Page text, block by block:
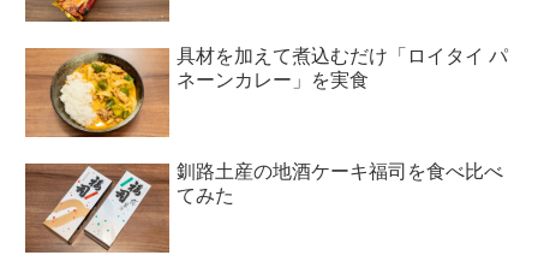
具材を加えて煮込むだけ「ロイタイ パ
ネーンカレー」を実食
釧路土産の地酒ケーキ福司を食べ比べ
てみた